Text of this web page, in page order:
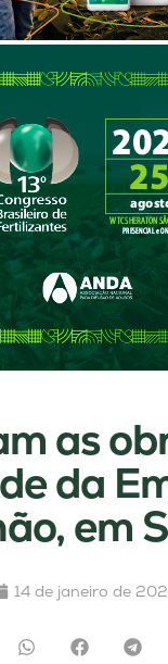
as
da
em
14 de janeiro de